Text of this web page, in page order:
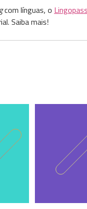
com línguas, o Lingopass
Saiba mais!